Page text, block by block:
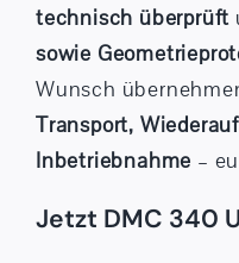
technisch überprüft
sowie
Wunsch
Transport,
Inbetriebnahme –
Jetzt DMC 340